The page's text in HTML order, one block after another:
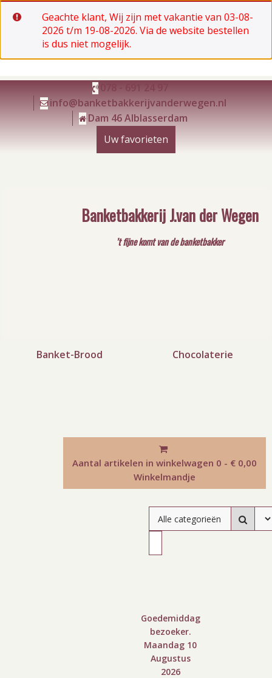
Geachte klant, Wij zijn met vakantie van 03-08-
2026 t/m 19-08-2026. Via de website bestellen
is dus niet mogelijk.
Ga
078 - 691 24 97
info@banketbakkerijvanderwegen.nl
Dam 46 Alblasserdam
Uw favorieten
Banketbakkerij J.van der Wegen
’t fijne komt van de banketbakker
Banket-Brood Chocolaterie
Aantal artikelen in winkelwagen 0 - € 0,00
Winkelmandje
Goedemiddag
bezoeker.
Maandag 10
Augustus
2026